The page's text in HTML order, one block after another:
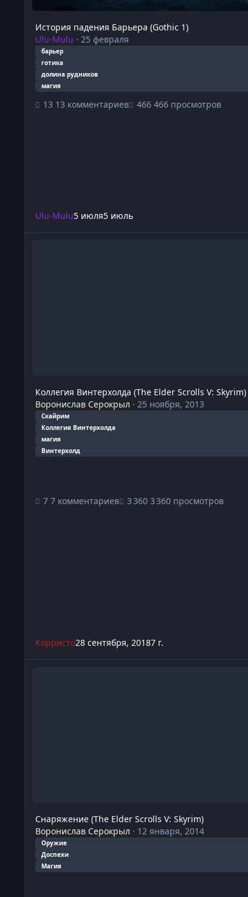
История падения Барьера (Gothic 1)
Ulu-Mulu · 25 февраля
барьер
готика
долина рудников
магия
13 комментариев 466 просмотров
Ulu-Mulu5 июля5 июль
Коллегия Винтерхолда (The Elder Scrolls V: Skyrim)
Воронислав Серокрыл · 25 ноября, 2013
Скайрим
Коллегия Винтерхолда
магия
Винтерхолд
7 комментариев 3 360 просмотров
Корристо28 сентября, 20187 г.
Снаряжение (The Elder Scrolls V: Skyrim)
Воронислав Серокрыл · 12 января, 2014
Оружие
Доспехи
Магия